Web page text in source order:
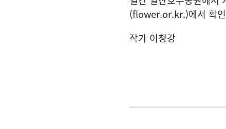
(flower.or.kr.)에서 확
작가 이청강